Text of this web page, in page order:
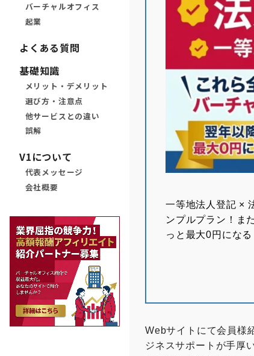
バーチャルオフィス
起業
よくある質問
基礎知識
メリット・デメリット
選び方・注意点
他サービスとの違い
誤解
V1について
代表メッセージ
会社概要
⼀等地法⼈登記 ×
ンプルプラン！ま
っと最大0円にな
Webサイトにて会員様
ジネスサポートが手厚